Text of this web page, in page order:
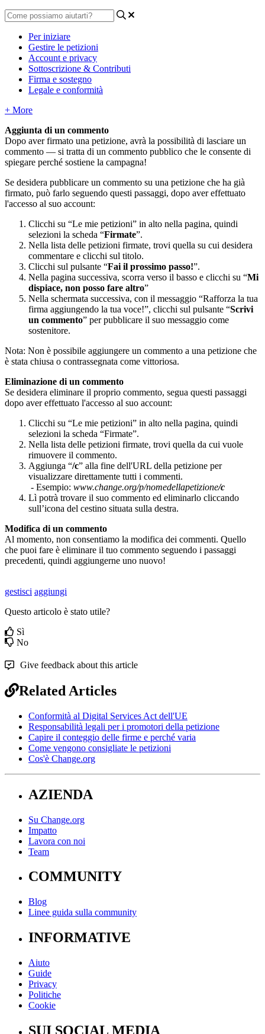
Per iniziare
Gestire le petizioni
Account e privacy
Sottoscrizione & Contributi
Firma e sostegno
Legale e conformità
+ More
Aggiunta di un commento
Dopo aver firmato una petizione, avrà la possibilità di lasciare un
commento — si tratta di un commento pubblico che le consente di
spiegare perché sostiene la campagna!
Se desidera pubblicare un commento su una petizione che ha già
firmato, può farlo seguendo questi passaggi, dopo aver effettuato
l'accesso al suo account:
Clicchi su “Le mie petizioni” in alto nella pagina, quindi
selezioni la scheda “Firmate”.
Nella lista delle petizioni firmate, trovi quella su cui desidera
commentare e clicchi sul titolo.
Clicchi sul pulsante “Fai il prossimo passo!”.
Nella pagina successiva, scorra verso il basso e clicchi su “Mi
dispiace, non posso fare altro”
Nella schermata successiva, con il messaggio “Rafforza la tua
firma aggiungendo la tua voce!”, clicchi sul pulsante “Scrivi
un commento” per pubblicare il suo messaggio come
sostenitore.
Nota: Non è possibile aggiungere un commento a una petizione che
è stata chiusa o contrassegnata come vittoriosa.
Eliminazione di un commento
Se desidera eliminare il proprio commento, segua questi passaggi
dopo aver effettuato l'accesso al suo account:
Clicchi su “Le mie petizioni” in alto nella pagina, quindi
selezioni la scheda “Firmate”.
Nella lista delle petizioni firmate, trovi quella da cui vuole
rimuovere il commento.
Aggiunga “/c” alla fine dell'URL della petizione per
visualizzare direttamente tutti i commenti.
- Esempio: www.change.org/p/nomedellapetizione/c
Lì potrà trovare il suo commento ed eliminarlo cliccando
sull’icona del cestino situata sulla destra.
Modifica di un commento
Al momento, non consentiamo la modifica dei commenti. Quello
che puoi fare è eliminare il tuo commento seguendo i passaggi
precedenti, quindi aggiungerne uno nuovo!
gestisci aggiungi
Questo articolo è stato utile?
Sì
No
Give feedback about this article
Related Articles
Conformità al Digital Services Act dell'UE
Responsabilità legali per i promotori della petizione
Capire il conteggio delle firme e perché varia
Come vengono consigliate le petizioni
Cos'è Change.org
AZIENDA
Su Change.org
Impatto
Lavora con noi
Team
COMMUNITY
Blog
Linee guida sulla community
INFORMATIVE
Aiuto
Guide
Privacy
Politiche
Cookie
SUI SOCIAL MEDIA